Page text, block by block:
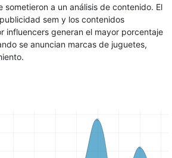
sometieron a un análisis de contenido. El
sem y los contenidos
influencers generan el mayor porcentaje
se anuncian marcas de juguetes,